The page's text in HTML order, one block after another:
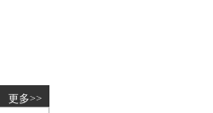
更多>>